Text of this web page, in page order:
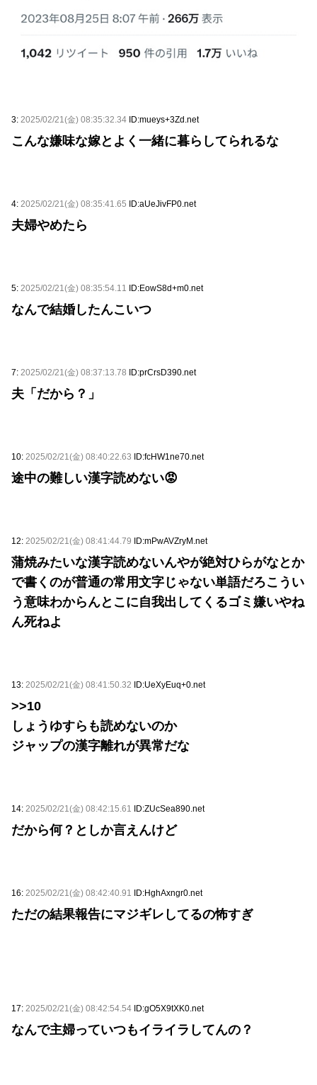
3: 2025/02/21(金) 08:35:32.34 ID:mueys+3Zd.net
こんな嫌味な嫁とよく一緒に暮らしてられるな
4: 2025/02/21(金) 08:35:41.65 ID:aUeJivFP0.net
夫婦やめたら
5: 2025/02/21(金) 08:35:54.11 ID:EowS8d+m0.net
なんで結婚したんこいつ
7: 2025/02/21(金) 08:37:13.78 ID:prCrsD390.net
夫「だから？」
10: 2025/02/21(金) 08:40:22.63 ID:fcHW1ne70.net
途中の難しい漢字読めない😡
12: 2025/02/21(金) 08:41:44.79 ID:mPwAVZryM.net
蒲焼みたいな漢字読めないんやが絶対ひらがなとか
で書くのが普通の常用文字じゃない単語だろこうい
う意味わからんとこに自我出してくるゴミ嫌いやね
ん死ねよ
13: 2025/02/21(金) 08:41:50.32 ID:UeXyEuq+0.net
>>10
しょうゆすらも読めないのか
ジャップの漢字離れが異常だな
14: 2025/02/21(金) 08:42:15.61 ID:ZUcSea890.net
だから何？としか言えんけど
16: 2025/02/21(金) 08:42:40.91 ID:HghAxngr0.net
ただの結果報告にマジギレしてるの怖すぎ
17: 2025/02/21(金) 08:42:54.54 ID:gO5X9tXK0.net
なんで主婦っていつもイライラしてんの？